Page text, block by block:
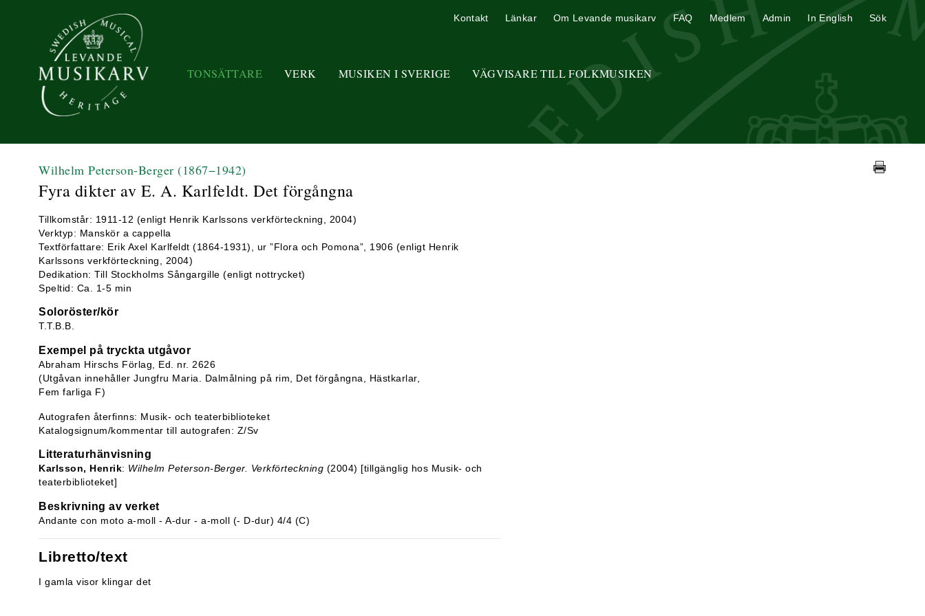
TONSÄTTARE VERK MUSIKEN I SVERIGE VÄGVISARE TILL FOLKMUSIKEN
Kontakt Länkar Om Levande musikarv FAQ Medlem Admin In English Sök
Wilhelm Peterson-Berger (1867−1942)
Fyra dikter av E. A. Karlfeldt. Det förgångna
Tillkomstår: 1911-12 (enligt Henrik Karlssons verkförteckning, 2004)
Verktyp: Manskör a cappella
Textförfattare: Erik Axel Karlfeldt (1864-1931), ur ”Flora och Pomona”, 1906 (enligt Henrik
Karlssons verkförteckning, 2004)
Dedikation: Till Stockholms Sångargille (enligt nottrycket)
Speltid: Ca. 1-5 min
Soloröster/kör
T.T.B.B.
Exempel på tryckta utgåvor
Abraham Hirschs Förlag, Ed. nr. 2626
(Utgåvan innehåller Jungfru Maria. Dalmålning på rim, Det förgångna, Hästkarlar,
Fem farliga F)
Autografen återfinns: Musik- och teaterbiblioteket
Katalogsignum/kommentar till autografen: Z/Sv
Litteraturhänvisning
Karlsson, Henrik: Wilhelm Peterson-Berger. Verkförteckning (2004) [tillgänglig hos Musik- och
teaterbiblioteket]
Beskrivning av verket
Andante con moto a-moll - A-dur - a-moll (- D-dur) 4/4 (C)
Libretto/text
I gamla visor klingar det